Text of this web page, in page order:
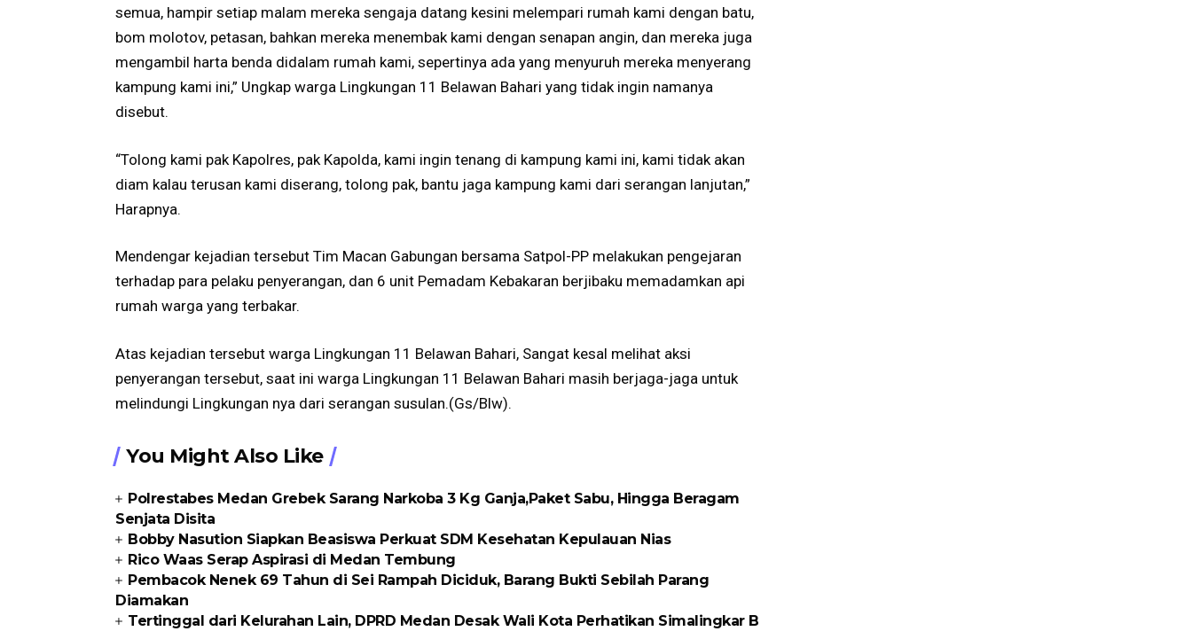
semua, hampir setiap malam mereka sengaja datang kesini melempari rumah kami dengan batu,
bom molotov, petasan, bahkan mereka menembak kami dengan senapan angin, dan mereka juga
mengambil harta benda didalam rumah kami, sepertinya ada yang menyuruh mereka menyerang
kampung kami ini,” Ungkap warga Lingkungan 11 Belawan Bahari yang tidak ingin namanya
disebut.
“Tolong kami pak Kapolres, pak Kapolda, kami ingin tenang di kampung kami ini, kami tidak akan
diam kalau terusan kami diserang, tolong pak, bantu jaga kampung kami dari serangan lanjutan,”
Harapnya.
Mendengar kejadian tersebut Tim Macan Gabungan bersama Satpol-PP melakukan pengejaran
terhadap para pelaku penyerangan, dan 6 unit Pemadam Kebakaran berjibaku memadamkan api
rumah warga yang terbakar.
Atas kejadian tersebut warga Lingkungan 11 Belawan Bahari, Sangat kesal melihat aksi
penyerangan tersebut, saat ini warga Lingkungan 11 Belawan Bahari masih berjaga-jaga untuk
melindungi Lingkungan nya dari serangan susulan.(Gs/Blw).
You Might Also Like
Polrestabes Medan Grebek Sarang Narkoba 3 Kg Ganja,Paket Sabu, Hingga Beragam
Senjata Disita
Bobby Nasution Siapkan Beasiswa Perkuat SDM Kesehatan Kepulauan Nias
Rico Waas Serap Aspirasi di Medan Tembung
Pembacok Nenek 69 Tahun di Sei Rampah Diciduk, Barang Bukti Sebilah Parang
Diamakan
Tertinggal dari Kelurahan Lain, DPRD Medan Desak Wali Kota Perhatikan Simalingkar B